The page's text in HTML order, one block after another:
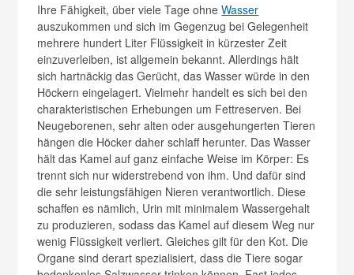
Ihre Fähigkeit, über viele Tage ohneWasser
auszukommen und sich im Gegenzug bei Gelegenheit
mehrere hundert Liter Flüssigkeit in kürzester Zeit
einzuverleiben, ist allgemein bekannt. Allerdings hält
sich hartnäckig das Gerücht, das Wasser würde in den
Höckern eingelagert. Vielmehr handelt es sich bei den
charakteristischen Erhebungen um Fettreserven. Bei
Neugeborenen, sehr alten oder ausgehungerten Tieren
hängen die Höcker daher schlaff herunter. Das Wasser
hält das Kamel auf ganz einfache Weise im Körper: Es
trennt sich nur widerstrebend von ihm. Und dafür sind
die sehr leistungsfähigen Nieren verantwortlich. Diese
schaffen es nämlich, Urin mit minimalem Wassergehalt
zu produzieren, sodass das Kamel auf diesem Weg nur
wenig Flüssigkeit verliert. Gleiches gilt für den Kot. Die
Organe sind derart spezialisiert, dass die Tiere sogar